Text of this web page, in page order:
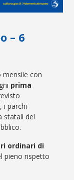
– 6
mensile con
prima
i parchi
statali del
ordinari di
pieno rispetto